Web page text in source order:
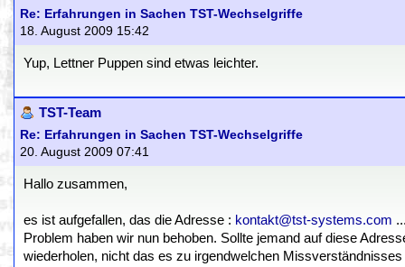
Re: Erfahrungen in Sachen TST-Wechselgriffe
18. August 2009 15:42
Yup, Lettner Puppen sind etwas leichter.
TST-Team
Re: Erfahrungen in Sachen TST-Wechselgriffe
20. August 2009 07:41
Hallo zusammen,
es ist aufgefallen, das die Adresse : kontakt@tst-systems.com
Problem haben wir nun behoben. Sollte jemand auf diese
wiederholen, nicht das es zu irgendwelchen Missverständnisses